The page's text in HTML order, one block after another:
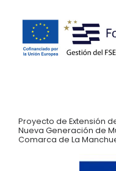
Proyecto de Extensión
Nueva Generación de
Comarca de La